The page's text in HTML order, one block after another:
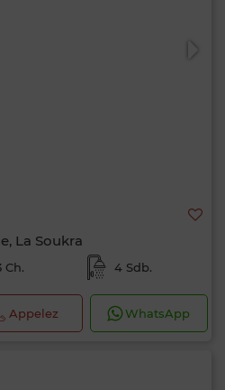
La Soukra
Ch. 4 Sdb.
Appelez WhatsApp